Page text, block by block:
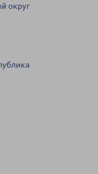
округ